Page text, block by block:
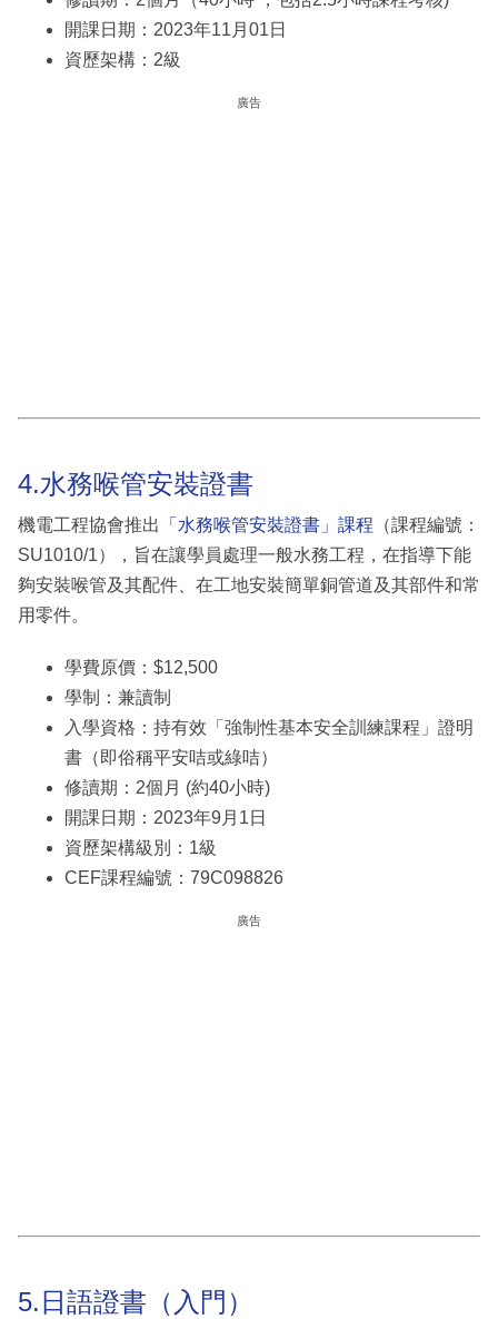
開課日期：2023年11月01日
資歷架構：2級
廣告
4.水務喉管安裝證書
機電工程協會推出 「水務喉管安裝證書」課程 （課程編號：
SU1010/1），旨在讓學員處理一般水務工程，在指導下能
夠安裝喉管及其配件、在工地安裝簡單銅管道及其部件和常
用零件。
學費原價：$12,500
學制：兼讀制
入學資格：持有效「強制性基本安全訓練課程」證明
書（即俗稱平安咭或綠咭）
修讀期：2個月 (約40小時)
開課日期：2023年9月1日
資歷架構級別：1級
CEF課程編號：79C098826
廣告
5.日語證書（入門）